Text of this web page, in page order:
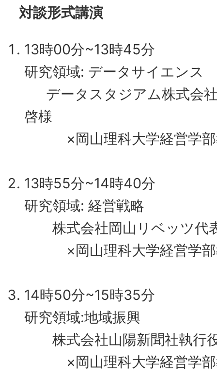
対談形式講演
13時00分~13時45分
研究領域: データサイエンス
データスタジアム株式会
啓様
×岡山理科大学経営学部
13時55分~14時40分
研究領域: 経営戦略
株式会社岡山リベッツ代
×岡山理科大学経営学部
14時50分~15時35分
研究領域:地域振興
株式会社山陽新聞社執行
×岡山理科大学経営学部